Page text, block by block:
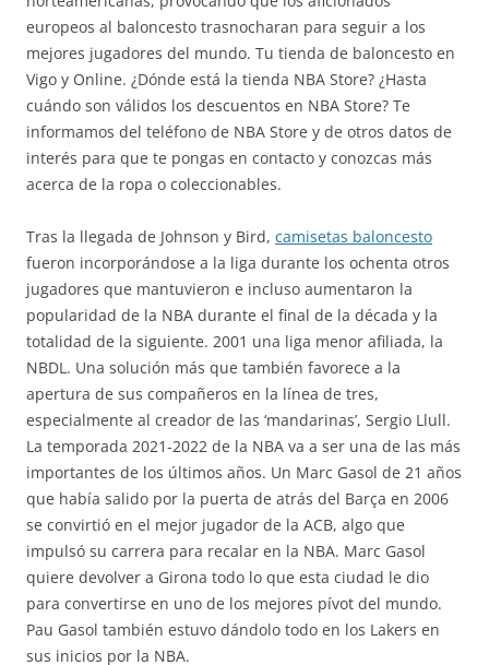
europeos al baloncesto trasnocharan para seguir a los
mejores jugadores del mundo. Tu tienda de baloncesto en
Vigo y Online. ¿Dónde está la tienda NBA Store? ¿Hasta
cuándo son válidos los descuentos en NBA Store? Te
informamos del teléfono de NBA Store y de otros datos de
interés para que te pongas en contacto y conozcas más
acerca de la ropa o coleccionables.
Tras la llegada de Johnson y Bird, camisetas baloncesto
fueron incorporándose a la liga durante los ochenta otros
jugadores que mantuvieron e incluso aumentaron la
popularidad de la NBA durante el final de la década y la
totalidad de la siguiente. 2001 una liga menor afiliada, la
NBDL. Una solución más que también favorece a la
apertura de sus compañeros en la línea de tres,
especialmente al creador de las ‘mandarinas’, Sergio Llull.
La temporada 2021-2022 de la NBA va a ser una de las más
importantes de los últimos años. Un Marc Gasol de 21 años
que había salido por la puerta de atrás del Barça en 2006
se convirtió en el mejor jugador de la ACB, algo que
impulsó su carrera para recalar en la NBA. Marc Gasol
quiere devolver a Girona todo lo que esta ciudad le dio
para convertirse en uno de los mejores pívot del mundo.
Pau Gasol también estuvo dándolo todo en los Lakers en
sus inicios por la NBA.